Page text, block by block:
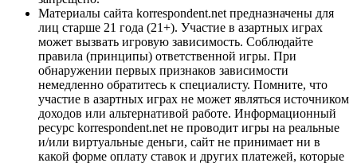
Материалы сайта korrespondent.net предназначены для
лиц старше 21 года (21+). Участие в азартных играх
может вызвать игровую зависимость. Соблюдайте
правила (принципы) ответственной игры. При
обнаружении первых признаков зависимости
немедленно обратитесь к специалисту. Помните, что
участие в азартных играх не может являться источником
доходов или альтернативой работе. Информационный
ресурс korrespondent.net не проводит игры на реальные
и/или виртуальные деньги, сайт не принимает ни в
какой форме оплату ставок и других платежей, которые